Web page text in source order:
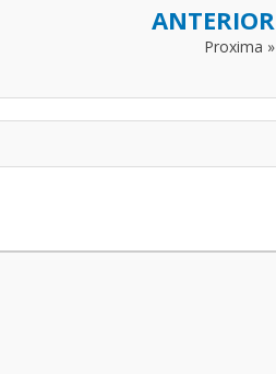
ANTERIOR
Proxima »